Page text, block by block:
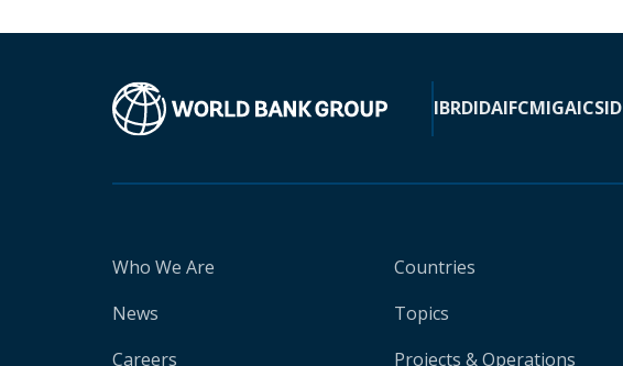
IBRDIDAIFCMIGAICSID
Who We Are
News
Careers
Countries
Topics
Projects & Operations